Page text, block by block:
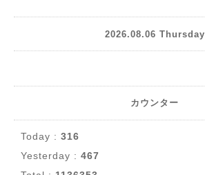
2026.08.06 Thursday
カウンター
Today : 316
Yesterday : 467